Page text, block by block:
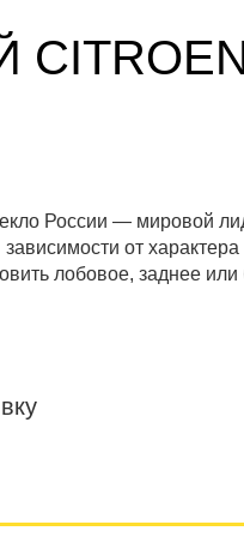
России — мировой
от
лобовое, заднее или